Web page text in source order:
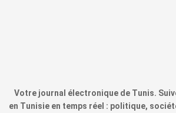
Votre journal électronique de Tunis.
en Tunisie en temps réel : politique,